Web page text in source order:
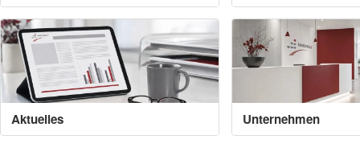
Aktuelles Unternehmen